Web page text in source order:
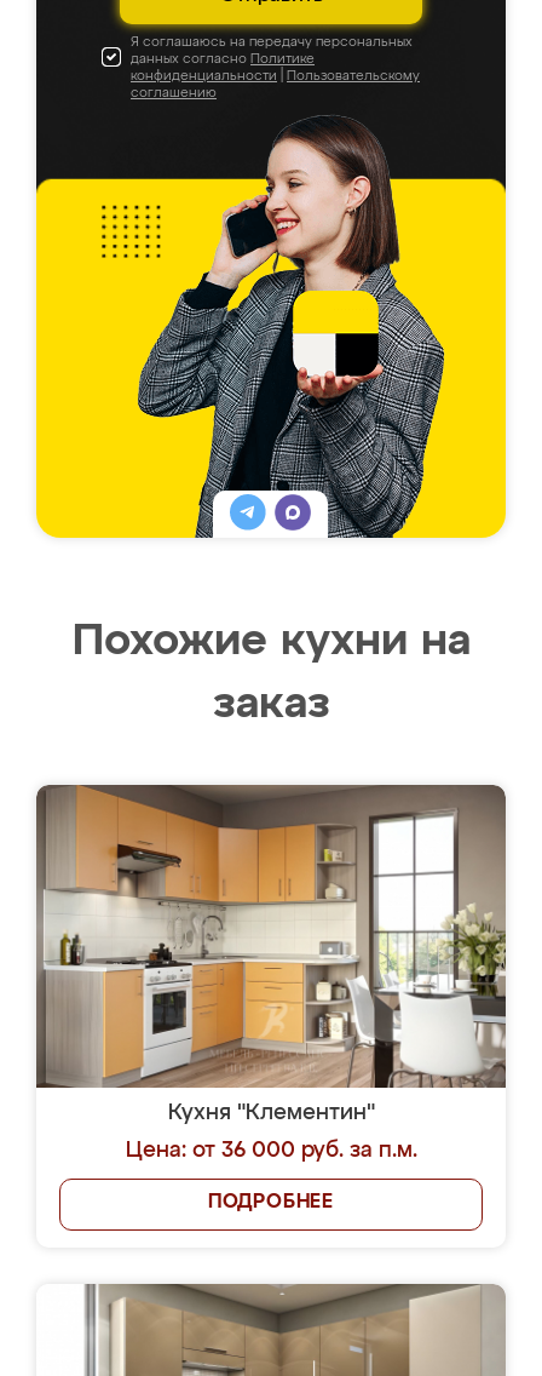
Я соглашаюсь на передачу персональных
данных согласно Политике
конфиденциальности
Пользовательскому
соглашению
Похожие кухни на
заказ
Кухня "Клементин"
Цена: от 36 000 руб. за п.м.
ПОДРОБНЕЕ